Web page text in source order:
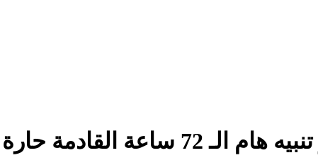
حارة جدا وبالغة الخطورة